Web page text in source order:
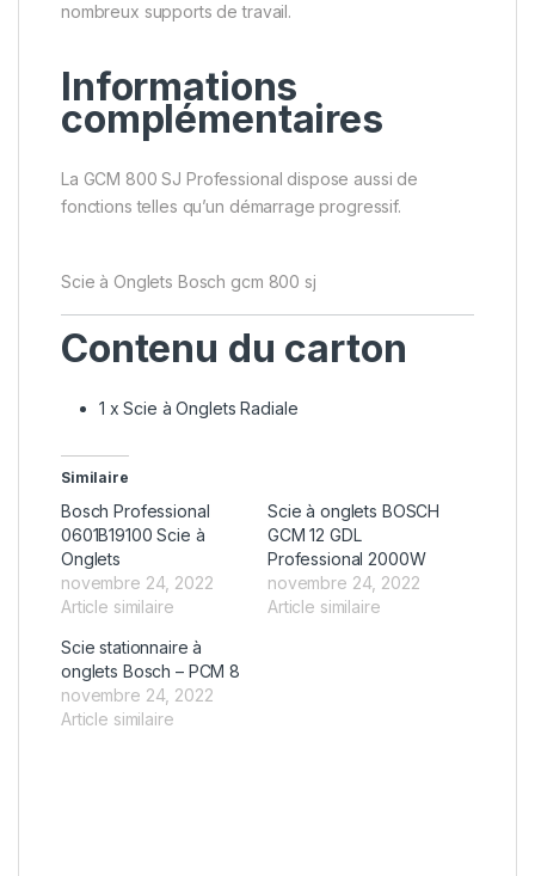
nombreux supports de travail.
Informations
complémentaires
La GCM 800 SJ Professional dispose aussi de
fonctions telles qu’un démarrage progressif.
Scie à Onglets Bosch gcm 800 sj
Contenu du carton
1 x Scie à Onglets Radiale
Similaire
Bosch Professional
0601B19100 Scie à
Onglets
novembre 24, 2022
Article similaire
Scie à onglets BOSCH
GCM 12 GDL
Professional 2000W
novembre 24, 2022
Article similaire
Scie stationnaire à
onglets Bosch – PCM 8
novembre 24, 2022
Article similaire